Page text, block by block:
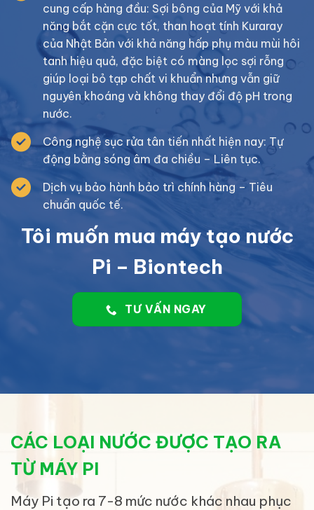
cung cấp hàng đầu: Sợi bông của Mỹ với khả
năng bắt cặn cực tốt, than hoạt tính Kuraray
của Nhật Bản với khả năng hấp phụ màu mùi hôi
tanh hiệu quả, đặc biệt có màng lọc sợi rỗng
giúp loại bỏ tạp chất vi khuẩn nhưng vẫn giữ
nguyên khoáng và không thay đổi độ pH trong
nước.
Công nghệ sục rửa tân tiến nhất hiện nay: Tự
động bằng sóng âm đa chiều – Liên tục.
Dịch vụ bảo hành bảo trì chính hàng – Tiêu
chuẩn quốc tế.
Tôi muốn mua máy tạo nước
Pi – Biontech
TƯ VẤN NGAY
CÁC LOẠI NƯỚC ĐƯỢC TẠO RA
TỪ MÁY PI
Máy Pi tạo ra 7-8 mức nước khác nhau phục